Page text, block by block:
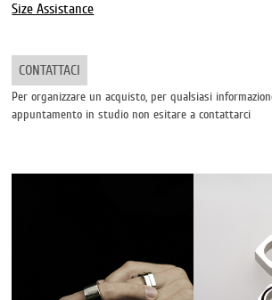
Size Assistance
CONTATTACI
Per organizzare un acquisto, per qualsiasi
appuntamento in studio non esitare a contattarci